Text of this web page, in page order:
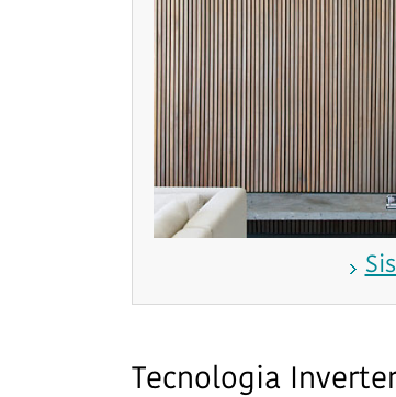
Tecnologia